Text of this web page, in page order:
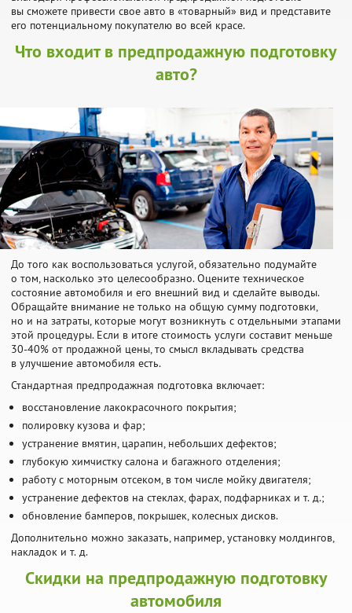
вы сможете привести свое авто в «товарный» вид и представите
его потенциальному покупателю во всей красе.
Что входит в предпродажную подготовку
авто?
До того как воспользоваться услугой, обязательно подумайте
о том, насколько это целесообразно. Оцените техническое
состояние автомобиля и его внешний вид и сделайте выводы.
Обращайте внимание не только на общую сумму подготовки,
но и на затраты, которые могут возникнуть с отдельными этапами
этой процедуры. Если в итоге стоимость услуги составит меньше
30-40% от продажной цены, то смысл вкладывать средства
в улучшение автомобиля есть.
Стандартная предпродажная подготовка включает:
восстановление лакокрасочного покрытия;
полировку кузова и фар;
устранение вмятин, царапин, небольших дефектов;
глубокую химчистку салона и багажного отделения;
работу с моторным отсеком, в том числе мойку двигателя;
устранение дефектов на стеклах, фарах, подфарниках и т. д.;
обновление бамперов, покрышек, колесных дисков.
Дополнительно можно заказать, например, установку молдингов,
накладок и т. д.
Скидки на предпродажную подготовку
автомобиля